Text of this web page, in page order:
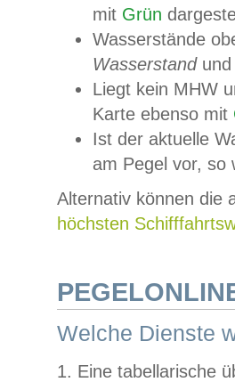
mit Grün
Wasserstände
Wasserstandund
Liegt kein MHW
Karte ebenso mit
Ist der aktuelle
am Pegel vor,
Alternativ können die
höchsten
Welche Dienste
1. Eine tabellarische